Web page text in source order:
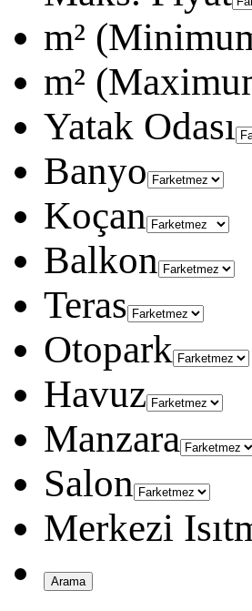
m²
m²
Yatak Odası
Banyo
Koçan
Balkon
Teras
Otopark
Havuz
Manzara
Salon
Merkezi